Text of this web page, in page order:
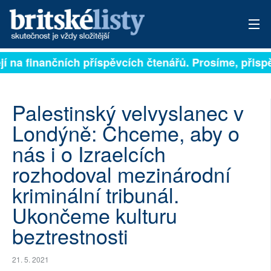
PŘIHLÁSIT
ARCHIV
ROZHOVORY
TÉMATA
NEJČTENĚJŠÍ ZA 7 DNÍ
AUTOŘI
PŘÍSPĚVKY NA PROVOZ
finančních příspěvcích čtenářů. Prosíme,
Palestinský velvyslanec v
Londýně: Chceme, aby o
nás i o Izraelcích
rozhodoval mezinárodní
kriminální tribunál.
Ukončeme kulturu
beztrestnosti
21. 5. 2021